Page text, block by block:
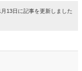
13日に記事を更新しました